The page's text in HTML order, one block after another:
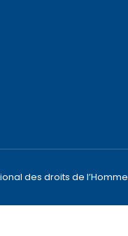
des droits de l’Homme